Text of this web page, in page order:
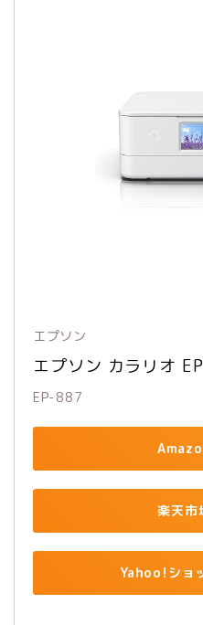
エプソン
エプソン カラリオ
EP-887
楽天市
Yahoo!ショ